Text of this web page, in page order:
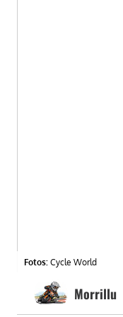
Fotos: Cycle World
Morrillu